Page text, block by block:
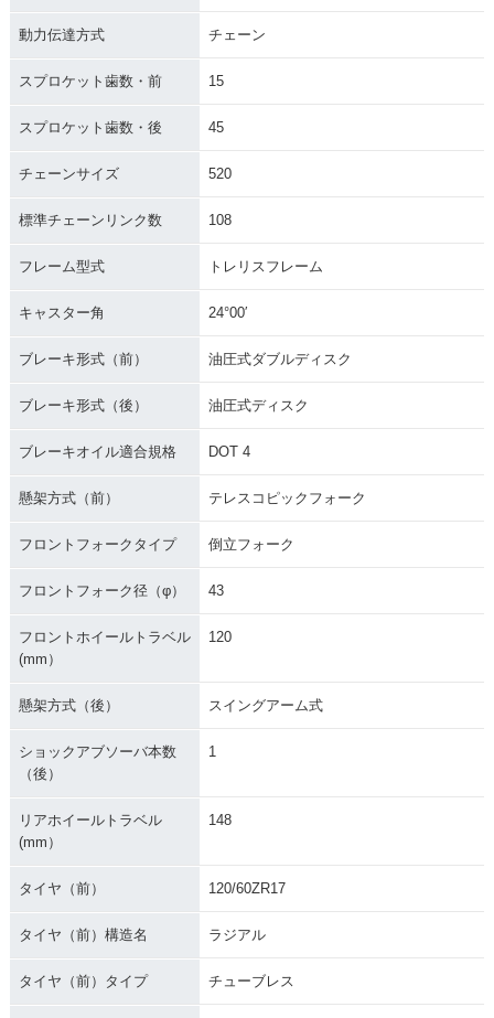
動力伝達方式 チェーン
スプロケット歯数・前 15
スプロケット歯数・後 45
チェーンサイズ 520
標準チェーンリンク数 108
フレーム型式 トレリスフレーム
キャスター角 24°00′
ブレーキ形式（前） 油圧式ダブルディスク
ブレーキ形式（後） 油圧式ディスク
ブレーキオイル適合規格 DOT 4
懸架方式（前） テレスコピックフォーク
フロントフォークタイプ 倒立フォーク
フロントフォーク径（φ） 43
フロントホイールトラベル
(mm）
120
懸架方式（後） スイングアーム式
ショックアブソーバ本数
（後）
1
リアホイールトラベル
(mm）
148
タイヤ（前） 120/60ZR17
タイヤ（前）構造名 ラジアル
タイヤ（前）タイプ チューブレス